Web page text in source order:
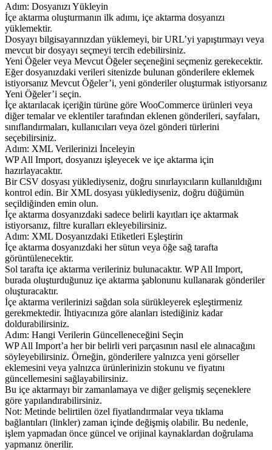
Adım: Dosyanızı Yükleyin
İçe aktarma oluşturmanın ilk adımı, içe aktarma dosyanızı
yüklemektir.
Dosyayı bilgisayarınızdan yüklemeyi, bir URL’yi yapıştırmayı veya
mevcut bir dosyayı seçmeyi tercih edebilirsiniz.
Yeni Öğeler veya Mevcut Öğeler seçeneğini seçmeniz gerekecektir.
Eğer dosyanızdaki verileri sitenizde bulunan gönderilere eklemek
istiyorsanız Mevcut Öğeler’i, yeni gönderiler oluşturmak istiyorsanız
Yeni Öğeler’i seçin.
İçe aktarılacak içeriğin türüne göre WooCommerce ürünleri veya
diğer temalar ve eklentiler tarafından eklenen gönderileri, sayfaları,
sınıflandırmaları, kullanıcıları veya özel gönderi türlerini
seçebilirsiniz.
Adım: XML Verilerinizi İnceleyin
WP All Import, dosyanızı işleyecek ve içe aktarma için
hazırlayacaktır.
Bir CSV dosyası yüklediyseniz, doğru sınırlayıcıların kullanıldığını
kontrol edin. Bir XML dosyası yüklediyseniz, doğru düğümün
seçildiğinden emin olun.
İçe aktarma dosyanızdaki sadece belirli kayıtları içe aktarmak
istiyorsanız, filtre kuralları ekleyebilirsiniz.
Adım: XML Dosyanızdaki Etiketleri Eşleştirin
İçe aktarma dosyanızdaki her sütun veya öğe sağ tarafta
görüntülenecektir.
Sol tarafta içe aktarma verileriniz bulunacaktır. WP All Import,
burada oluşturduğunuz içe aktarma şablonunu kullanarak gönderiler
oluşturacaktır.
İçe aktarma verilerinizi sağdan sola sürükleyerek eşleştirmeniz
gerekmektedir. İhtiyacınıza göre alanları istediğiniz kadar
doldurabilirsiniz.
Adım: Hangi Verilerin Güncelleneceğini Seçin
WP All Import’a her bir belirli veri parçasının nasıl ele alınacağını
söyleyebilirsiniz. Örneğin, gönderilere yalnızca yeni görseller
eklemesini veya yalnızca ürünlerinizin stokunu ve fiyatını
güncellemesini sağlayabilirsiniz.
Bu içe aktarmayı bir zamanlamaya ve diğer gelişmiş seçeneklere
göre yapılandırabilirsiniz.
Not: Metinde belirtilen özel fiyatlandırmalar veya tıklama
bağlantıları (linkler) zaman içinde değişmiş olabilir. Bu nedenle,
işlem yapmadan önce güncel ve orijinal kaynaklardan doğrulama
yapmanız önerilir.